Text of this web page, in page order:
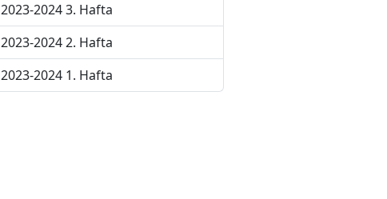
2023-2024 3. Hafta
2023-2024 2. Hafta
2023-2024 1. Hafta